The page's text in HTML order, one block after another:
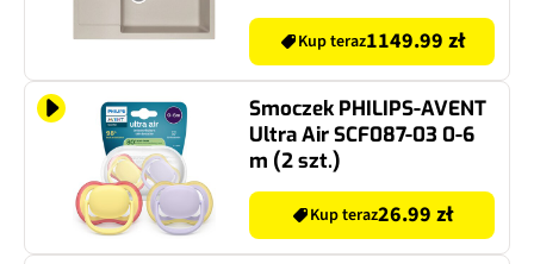
114.0675.979 Orzechowy
50x78
Kup teraz1149.99 zł
Smoczek PHILIPS-AVENT
Ultra Air SCF087-03 0-6
m (2 szt.)
Kup teraz26.99 zł